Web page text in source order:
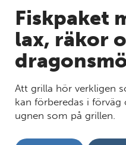
Fiskpaket
lax, räkor
Att grilla hör verkligen
kan förberedas i
ugnen som på grillen.